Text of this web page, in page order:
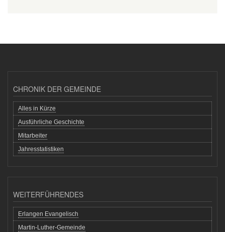
CHRONIK DER GEMEINDE
Alles in Kürze
Ausführliche Geschichte
Mitarbeiter
Jahresstatistiken
WEITERFÜHRENDES
Erlangen Evangelisch
Martin-Luther-Gemeinde